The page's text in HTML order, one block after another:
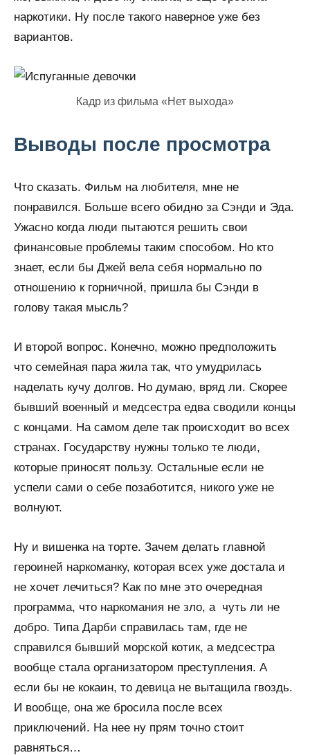
наркотики. Ну после такого наверное уже без
вариантов.
Кадр из фильма «Нет выхода»
Выводы после просмотра
Что сказать. Фильм на любителя, мне не
понравился. Больше всего обидно за Сэнди и Эда.
Ужасно когда люди пытаются решить свои
финансовые проблемы таким способом. Но кто
знает, если бы Джей вела себя нормально по
отношению к горничной, пришла бы Сэнди в
голову такая мысль?
И второй вопрос. Конечно, можно предположить
что семейная пара жила так, что умудрилась
наделать кучу долгов. Но думаю, вряд ли. Скорее
бывший военный и медсестра едва сводили концы
с концами. На самом деле так происходит во всех
странах. Государству нужны только те люди,
которые приносят пользу. Остальные если не
успели сами о себе позаботится, никого уже не
волнуют.
Ну и вишенка на торте. Зачем делать главной
героиней наркоманку, которая всех уже достала и
не хочет лечиться? Как по мне это очередная
программа, что наркомания не зло, а чуть ли не
добро. Типа Дарби справилась там, где не
справился бывший морской котик, а медсестра
вообще стала организатором преступления. А
если бы не кокаин, то девица не вытащила гвоздь.
И вообще, она же бросила после всех
приключений. На нее ну прям точно стоит
равняться…